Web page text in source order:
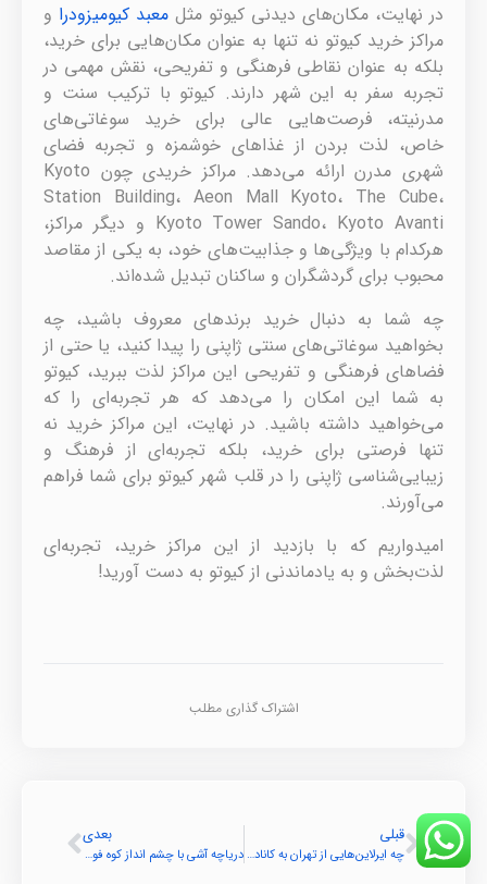
در نهایت، مکان‌های دیدنی کیوتو مثل معبد کیومیزودرا و
مراکز خرید کیوتو نه تنها به عنوان مکان‌هایی برای خرید،
بلکه به عنوان نقاطی فرهنگی و تفریحی، نقش مهمی در
تجربه سفر به این شهر دارند. کیوتو با ترکیب سنت و
مدرنیته، فرصت‌هایی عالی برای خرید سوغاتی‌های
خاص، لذت بردن از غذاهای خوشمزه و تجربه فضای
شهری مدرن ارائه می‌دهد. مراکز خریدی چون Kyoto
Station Building، Aeon Mall Kyoto، The Cube،
Kyoto Tower Sando، Kyoto Avanti و دیگر مراکز،
هرکدام با ویژگی‌ها و جذابیت‌های خود، به یکی از مقاصد
محبوب برای گردشگران و ساکنان تبدیل شده‌اند.
چه شما به دنبال خرید برندهای معروف باشید، چه
بخواهید سوغاتی‌های سنتی ژاپنی را پیدا کنید، یا حتی از
فضاهای فرهنگی و تفریحی این مراکز لذت ببرید، کیوتو
به شما این امکان را می‌دهد که هر تجربه‌ای را که
می‌خواهید داشته باشید. در نهایت، این مراکز خرید نه
تنها فرصتی برای خرید، بلکه تجربه‌ای از فرهنگ و
زیبایی‌شناسی ژاپنی را در قلب شهر کیوتو برای شما فراهم
می‌آورند.
امیدواریم که با بازدید از این مراکز خرید، تجربه‌ای
لذت‌بخش و به یادماندنی از کیوتو به دست آورید!
اشتراک گذاری مطلب
قبلی
چه ایرلاین‌هایی از تهران به کانادا پرواز دارند؟
بعدی
دریاچه آشی با چشم انداز کوه فوجی